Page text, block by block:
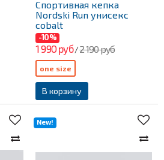
Спортивная кепка
Nordski Run унисекс
cobalt
-10%
1 990 руб/2 190 руб
В корзину
one size
New!